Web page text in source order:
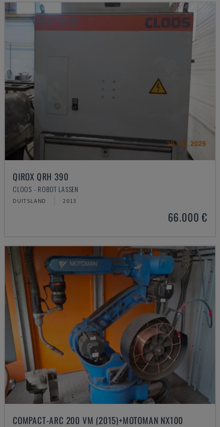
QIROX QRH 390
CLOOS - ROBOT LASSEN
DUITSLAND 2013
66.000 €
COMPACT-ARC 200 VM (2015)+MOTOMAN NX100